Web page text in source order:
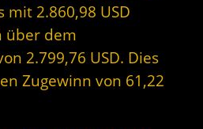
mit 2.860,98 USD
über dem
2.799,76 USD. Dies
Zugewinn von 61,22